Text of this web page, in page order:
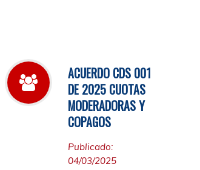
ACUERDO CDS 001
DE 2025 CUOTAS
MODERADORAS Y
COPAGOS
Publicado:
04/03/2025